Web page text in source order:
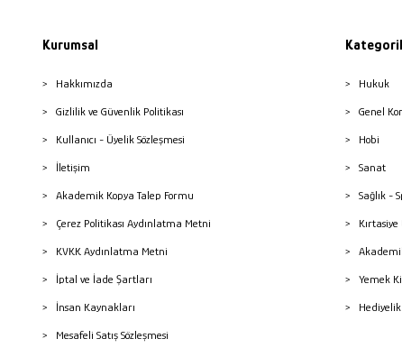
Kurumsal
Hakkımızda
Gizlilik ve Güvenlik Politikası
Kullanıcı - Üyelik Sözleşmesi
İletişim
Akademik Kopya Talep Formu
Çerez Politikası Aydınlatma Metni
KVKK Aydınlatma Metni
İptal ve İade Şartları
İnsan Kaynakları
Mesafeli Satış Sözleşmesi
Hukuk
Genel
Hobi
Sanat
Sağlık -
Yemek
Hediyelik